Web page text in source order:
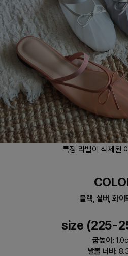
특정 라벨이 삭제된
블랙, 실버, 화이
size (225-
굽높이:
발볼 너비: